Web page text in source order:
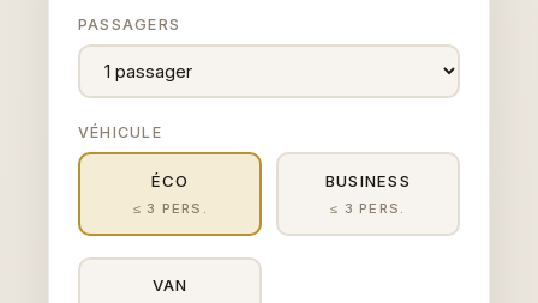
PASSAGERS
VÉHICULE
ÉCO
≤ 3 PERS.
BUSINESS
≤ 3 PERS.
VAN